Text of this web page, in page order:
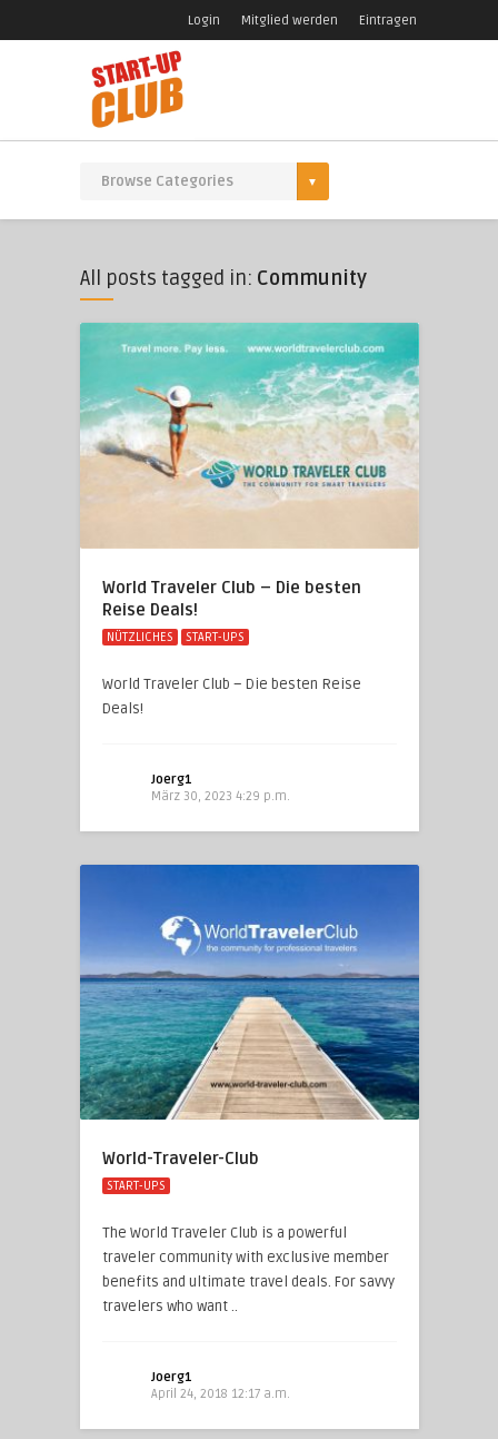
Login Mitglied werden Eintragen
All posts tagged in: Community
World Traveler Club – Die besten
Reise Deals!
NÜTZLICHES START-UPS
World Traveler Club – Die besten Reise
Deals!
Joerg1
März 30, 2023 4:29 p.m.
World-Traveler-Club
START-UPS
The World Traveler Club is a powerful
traveler community with exclusive member
benefits and ultimate travel deals. For savvy
travelers who want ..
Joerg1
April 24, 2018 12:17 a.m.